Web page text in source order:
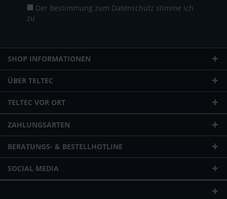
Der Bestimmung zum Datenschutz stimme ich
zu
SHOP INFORMATIONEN
ÜBER TELTEC
TELTEC VOR ORT
ZAHLUNGSARTEN
BERATUNGS- & BESTELLHOTLINE
SOCIAL MEDIA